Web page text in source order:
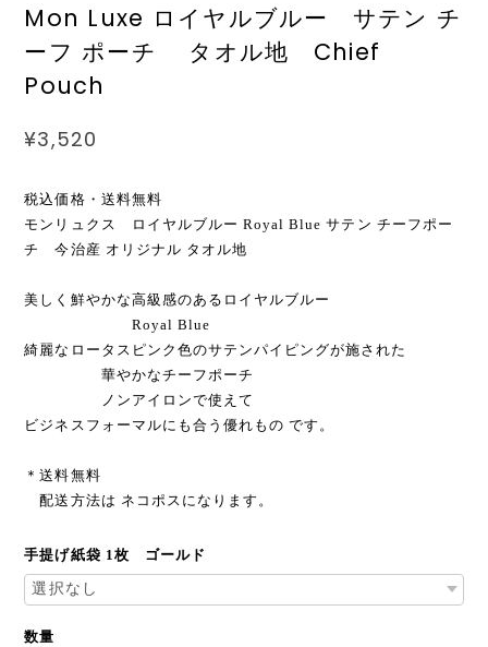
Mon Luxe ロイヤルブルー サテン チ
ーフ ポーチ タオル地 Chief
Pouch
¥3,520
税込価格・送料無料
モンリュクス ロイヤルブルー Royal Blue サテン チーフポー
チ 今治産 オリジナル タオル地
美しく鮮やかな高級感のあるロイヤルブルー
Royal Blue
綺麗なロータスピンク色のサテンパイピングが施された
華やかなチーフポーチ
ノンアイロンで使えて
ビジネスフォーマルにも合う優れもの です。
＊送料無料
配送方法は ネコポスになります。
手提げ紙袋 1枚 ゴールド
数量